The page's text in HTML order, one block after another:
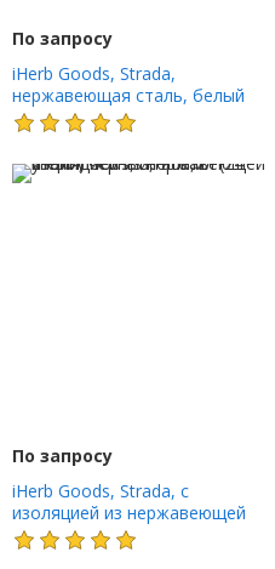
По запросу
iHerb Goods, Strada,
нержавеющая сталь, белый
цвет, 710 мл (24 унции)
По запросу
iHerb Goods, Strada, с
изоляцией из нержавеющей
стали, черный, 710 мл (24
унции)